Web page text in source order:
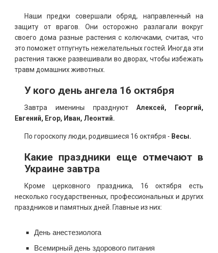
Наши предки совершали обряд, направленный на
защиту от врагов. Они осторожно разлагали вокруг
своего дома разные растения с колючками, считая, что
это поможет отпугнуть нежелательных гостей. Иногда эти
растения также развешивали во дворах, чтобы избежать
травм домашних животных.
У кого день ангела 16 октября
Завтра именины празднуютАлексей, Георгий,
Евгений, Егор, Иван, Леонтий.
По гороскопу люди, родившиеся 16 октября - Весы.
Какие праздники еще отмечают в
Украине завтра
Кроме церковного праздника, 16 октября есть
несколько государственных, профессиональных и других
праздников и памятных дней. Главные из них:
День анестезиолога
Всемирный день здорового питания